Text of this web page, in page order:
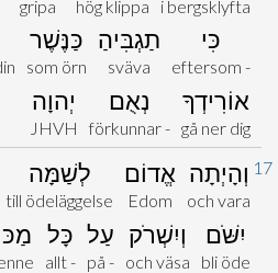
i bergsklyfta
hög klippa
gripa
כִּי
eftersom -
תַגְבִּיהַ
sväva
כַּנֶּשֶׁר
som örn
אוֹרִידְךָ
gå ner dig
נְאֻם
förkunnar -
יְהוָה
JHVH
17 וְהָיְתָה
och vara
אֱדוֹם
Edom
לְשַׁמָּה
till ödeläggelse
יִשֹּׁם
bli öde
וְיִשְׁרֹק
och väsa
עַל
på -
כָּל
allt -